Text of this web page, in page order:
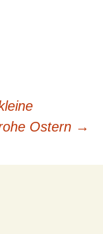
Ostern →